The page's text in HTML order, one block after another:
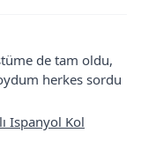
de tam oldu,
herkes sordu
Ispanyol Kol